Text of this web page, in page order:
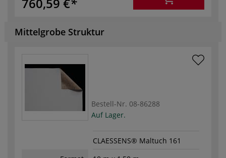
Mittelgrobe Struktur
Bestell-Nr. 08-86288
Auf Lager.
CLAESSENS® Maltuch 161